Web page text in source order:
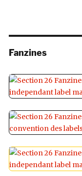
Fanzines